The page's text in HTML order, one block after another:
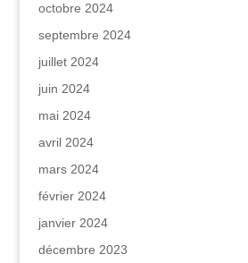
octobre 2024
septembre 2024
juillet 2024
juin 2024
mai 2024
avril 2024
mars 2024
février 2024
janvier 2024
décembre 2023